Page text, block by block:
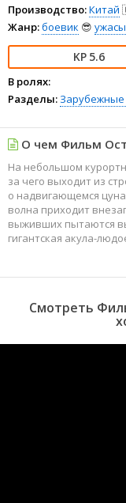
Производство:Китай
Жанр:боевик 😎 ужасы
5.6
В ролях:
Разделы:
О чем Фильм
На небольшом
за чего выходит из
о надвигающемся
волна приходит
выживших пытаются
гигантская акула-
Смотреть